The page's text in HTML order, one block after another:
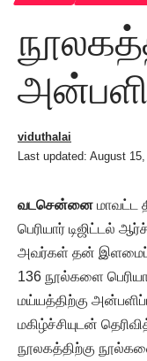
Last updated: August
viduthalai
வடசென்னை மாவட்ட
பெரியார் டிஜிட்டல்
அவர்கள் தன் இளமைப்
136 நூல்களை
மய்யத்திற்கு
மகிழ்ச்சியுடன்
நூலகத்திற்கு